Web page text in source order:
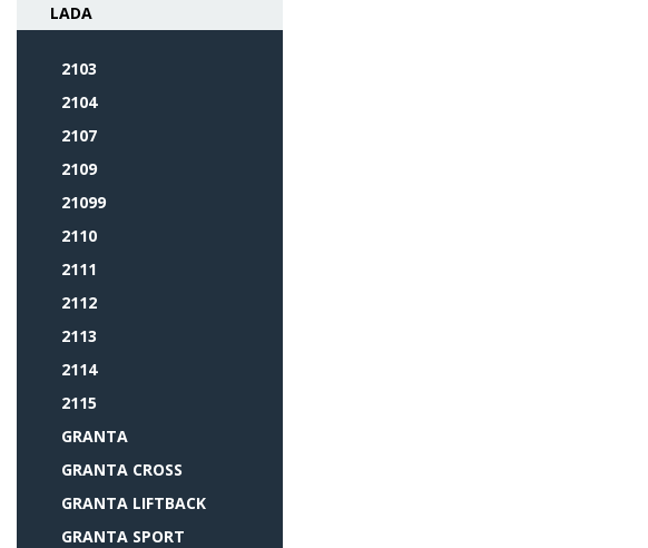
LADA
2103
2104
2107
2109
21099
2110
2111
2112
2113
2114
2115
GRANTA
GRANTA CROSS
GRANTA LIFTBACK
GRANTA SPORT